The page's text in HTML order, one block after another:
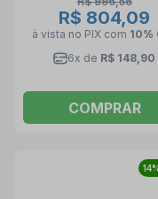
R$ 804,09
à vista no PIX com 10%
6x de R$ 148,90
COMPRAR